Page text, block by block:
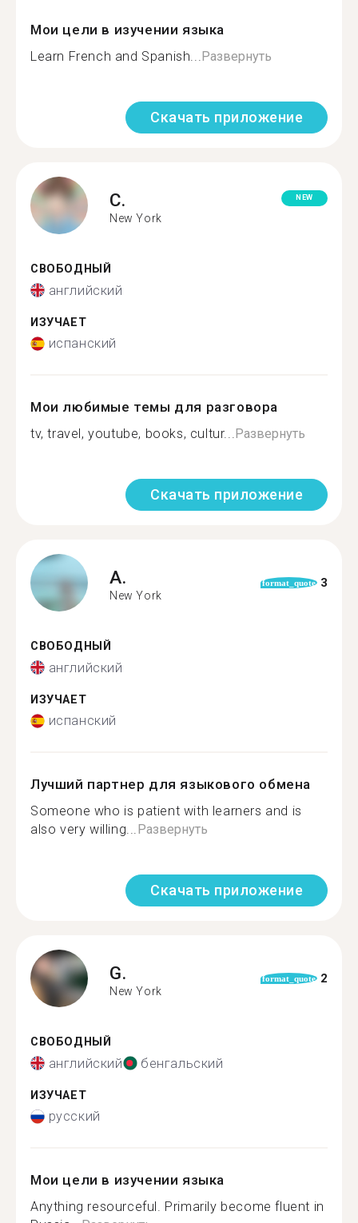
Мои цели в изучении языка
Learn French and Spanish...Развернуть
Скачать приложение
C.
New York
NEW
СВОБОДНЫЙ
английский
ИЗУЧАЕТ
испанский
Мои любимые темы для разговора
tv, travel, youtube, books, cultur...Развернуть
Скачать приложение
A.
New York
format_quote 3
СВОБОДНЫЙ
английский
ИЗУЧАЕТ
испанский
Лучший партнер для языкового обмена
Someone who is patient with learners and is
also very willing...Развернуть
Скачать приложение
G.
New York
format_quote 2
СВОБОДНЫЙ
английский бенгальский
ИЗУЧАЕТ
русский
Мои цели в изучении языка
Anything resourceful. Primarily become fluent in